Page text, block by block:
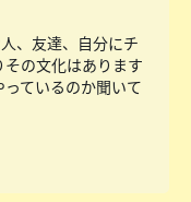
、友達、自分にチ
の文化はあります
ているのか聞いて